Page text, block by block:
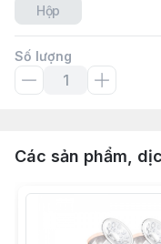
Hộp
Số lượng
Các sản phẩm,